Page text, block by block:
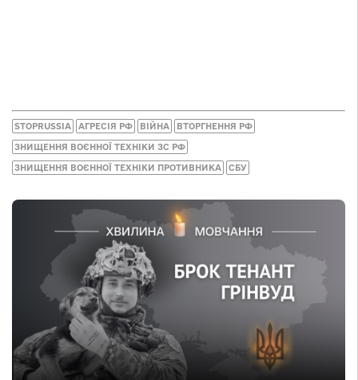
STOPRUSSIA АГРЕСІЯ РФ ВІЙНА ВТОРГНЕННЯ РФ
ЗНИЩЕННЯ ВОЄННОЇ ТЕХНІКИ ЗС РФ
ЗНИЩЕННЯ ВОЄННОЇ ТЕХНІКИ ПРОТИВНИКА СБУ